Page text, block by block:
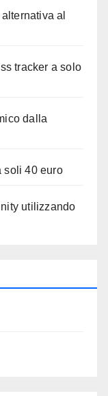
al
tracker a solo
dalla
soli 40 euro
utilizzando